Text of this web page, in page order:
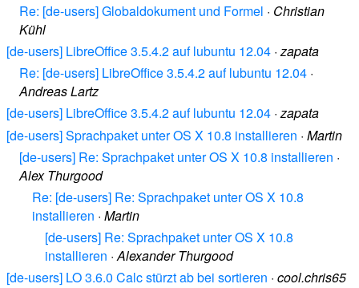
Re: [de-users] Globaldokument und Formel · Christian
Kühl
[de-users] LibreOffice 3.5.4.2 auf lubuntu 12.04 ·zapata
Re: [de-users] LibreOffice 3.5.4.2 auf lubuntu 12.04 ·
Andreas Lartz
[de-users] LibreOffice 3.5.4.2 auf lubuntu 12.04 ·zapata
[de-users] Sprachpaket unter OS X 10.8 installieren · Martin
[de-users] Re: Sprachpaket unter OS X 10.8 installieren ·
Alex Thurgood
Re: [de-users] Re: Sprachpaket unter OS X 10.8
installieren · Martin
[de-users] Re: Sprachpaket unter OS X 10.8
installieren ·Alexander Thurgood
[de-users] LO 3.6.0 Calc stürzt ab bei sortieren · cool.chris65